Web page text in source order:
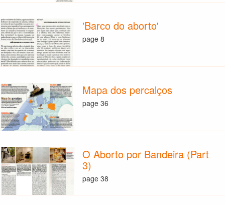
'Barco do aborto'
page 8
Mapa dos percalços
page 36
O Aborto por Bandeira (Part
3)
page 38